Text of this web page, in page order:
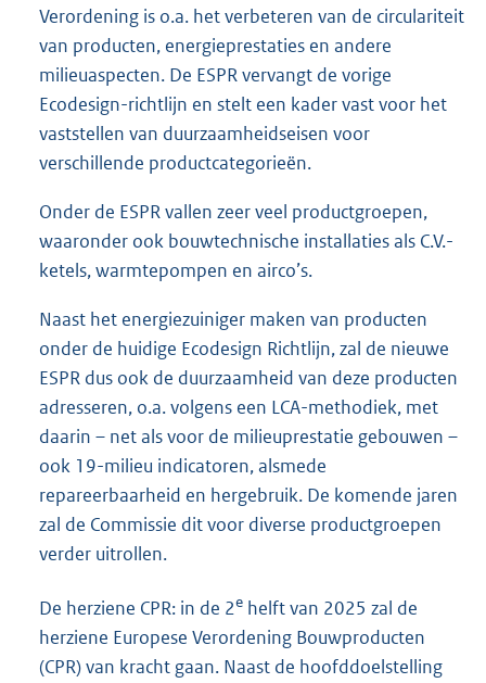
Verordening is o.a. het verbeteren van de circulariteit
van producten, energieprestaties en andere
milieuaspecten. De ESPR vervangt de vorige
Ecodesign-richtlijn en stelt een kader vast voor het
vaststellen van duurzaamheidseisen voor
verschillende productcategorieën.
Onder de ESPR vallen zeer veel productgroepen,
waaronder ook bouwtechnische installaties als C.V.-
ketels, warmtepompen en airco’s.
Naast het energiezuiniger maken van producten
onder de huidige Ecodesign Richtlijn, zal de nieuwe
ESPR dus ook de duurzaamheid van deze producten
adresseren, o.a. volgens een LCA-methodiek, met
daarin – net als voor de milieuprestatie gebouwen –
ook 19-milieu indicatoren, alsmede
repareerbaarheid en hergebruik. De komende jaren
zal de Commissie dit voor diverse productgroepen
verder uitrollen.
De herziene CPR: in de 2e helft van 2025 zal de
herziene Europese Verordening Bouwproducten
(CPR) van kracht gaan. Naast de hoofddoelstelling